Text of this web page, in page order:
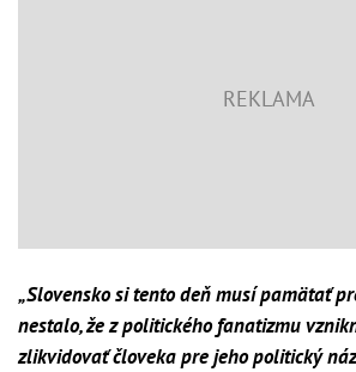
„Slovensko si tento deň musí pamätať
nestalo, že z politického fanatizmu
zlikvidovať človeka pre jeho politický